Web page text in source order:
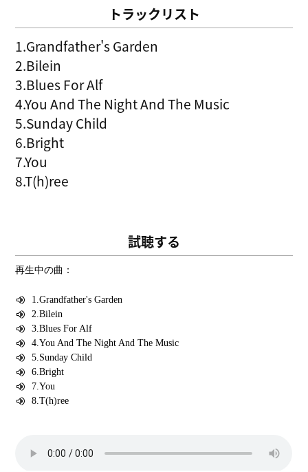
トラックリスト
1.Grandfather's Garden
2.Bilein
3.Blues For Alf
4.You And The Night And The Music
5.Sunday Child
6.Bright
7.You
8.T(h)ree
試聴する